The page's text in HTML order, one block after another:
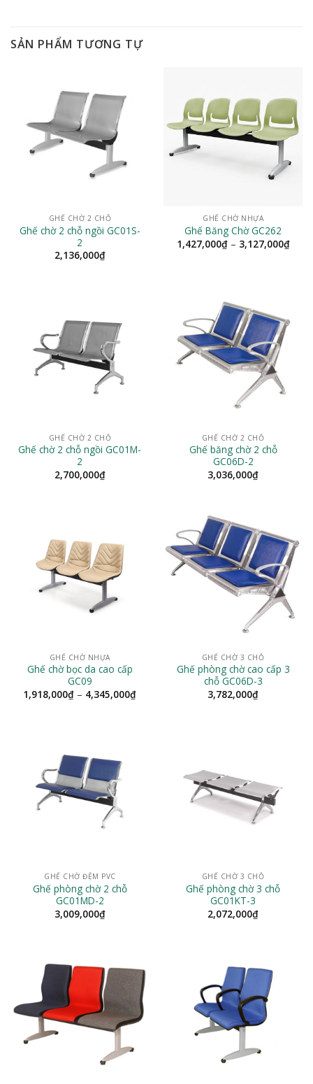
SẢN PHẨM TƯƠNG TỰ
GHẾ CHỜ 2 CHỖ
Ghế chờ 2 chỗ ngồi GC01S-
2
2,136,000₫
GHẾ CHỜ NHỰA
Ghế Băng Chờ GC262
1,427,000₫ – 3,127,000₫
giá:
GHẾ CHỜ 2 CHỖ
Ghế chờ 2 chỗ ngồi GC01M-
2
2,700,000₫
GHẾ CHỜ 2 CHỖ
Ghế băng chờ 2 chỗ
GC06D-2
3,036,000₫
GHẾ CHỜ NHỰA
Ghế chờ bọc da cao cấp
GC09
1,918,000₫ – 4,345,000₫Khoảng
GHẾ CHỜ 3 CHỖ
Ghế phòng chờ cao cấp 3
chỗ GC06D-3
3,782,000₫
GHẾ CHỜ ĐỆM PVC
Ghế phòng chờ 2 chỗ
GC01MD-2
3,009,000₫
GHẾ CHỜ 3 CHỖ
Ghế phòng chờ 3 chỗ
GC01KT-3
2,072,000₫